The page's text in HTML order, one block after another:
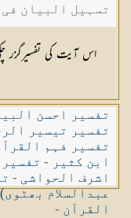
تسہیل البیان
شکیلہ بنت میاں
اس آیت کی تفسیرگزر
تفسیر احسن
تفسیر تیسیر
تفسیر فہم
ابن کثیر -
اشرف الحواشی -
عبدالسلام بھٹوی)
القرآن -